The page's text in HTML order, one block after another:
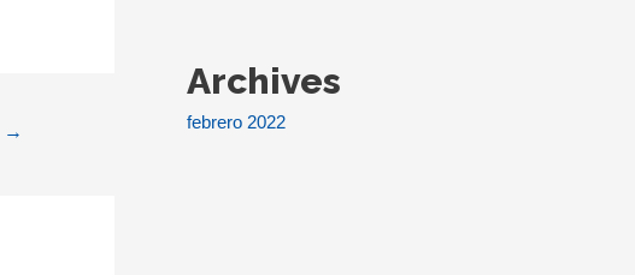
→
Archives
febrero 2022